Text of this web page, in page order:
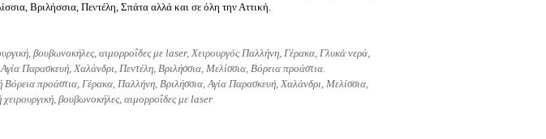
Βριλήσσια, Πεντέλη, Σπάτα αλλά και σε όλη την Αττική.
βουβωνοκήλες, αιμορροΐδες με laser, Χειρουργός Παλλήνη, Γέρακα, Γλυκά νερά,
Παρασκευή, Χαλάνδρι, Πεντέλη, Βριλήσσια, Μελίσσια, Βόρεια προάστια.
Βόρεια προάστια, Γέρακα, Παλλήνη, Βριλήσσια, Αγία Παρασκευή, Χαλάνδρι, Μελίσσια,
βουβωνοκήλες, αιμορροΐδες με laser